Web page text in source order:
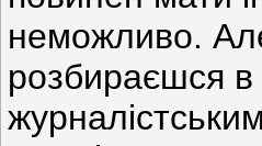
неможливо.
розбираєшся